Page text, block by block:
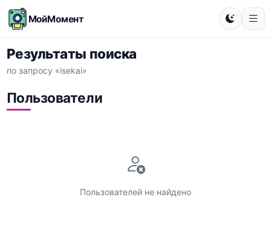
МойМомент
Результаты поиска
по запросу «isekai»
Пользователи
Пользователей не найдено